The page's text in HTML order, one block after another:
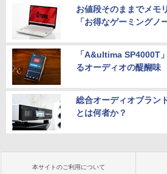
お値段そのままでメモ
「お得なゲーミングノ
「A&ultima SP4000T
るオーディオの醍醐味
総合オーディオブラン
とは何者か？
本サイトのご利用について